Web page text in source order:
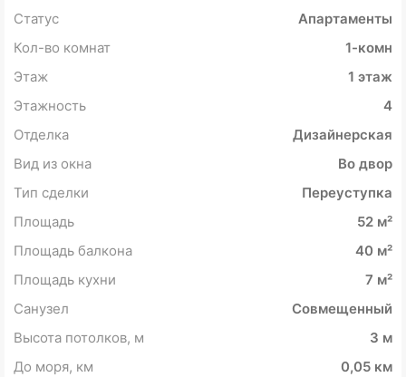
Статус
Апартаменты
Кол-во комнат
1-комн
Этаж
1 этаж
Этажность
4
Отделка
Дизайнерская
Вид из окна
Во двор
Тип сделки
Переуступка
Площадь
52 м²
Площадь балкона
40 м²
Площадь кухни
7 м²
Санузел
Совмещенный
Высота потолков, м
3 м
До моря, км
0,05 км